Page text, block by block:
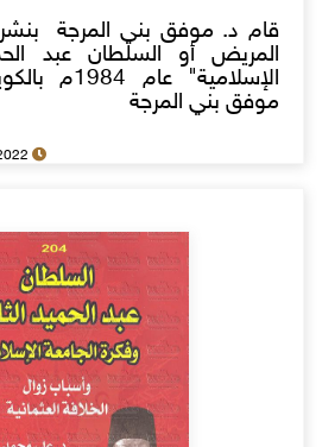
قام د. موفق بني المرجة بنشر
المريض أو السلطان عبد
الإسلامية"
موفق بني المرجة
21-03-2022